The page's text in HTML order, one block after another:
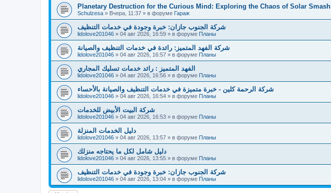
Planetary Destruction for the Curious Mind: Exploring the Chaos of Solar Smash
Schulzesa » Вчера, 11:37 » в форуме Гараж
شركة الجنوب جازان: خبرة وجودة في خدمات التنظيف
lidolove201046 » 04 авг 2026, 16:59 » в форуме Планы
شركة الفهد المتميز: رائدة في خدمات التنظيف والصيانة
lidolove201046 » 04 авг 2026, 16:57 » в форуме Планы
الفهد المتميز : رائد خدمات تسليك المجاري
lidolove201046 » 04 авг 2026, 16:56 » в форуме Планы
شركة الرحمة كلين - خبرة متميزة في خدمات التنظيف والصيانة بالأحساء
lidolove201046 » 04 авг 2026, 16:54 » в форуме Планы
شركة البيت الأبيض للخدمات
lidolove201046 » 04 авг 2026, 16:53 » в форуме Планы
دليل الخدمات المنزلة
lidolove201046 » 04 авг 2026, 13:57 » в форуме Планы
دليل شامل لكل ما يحتاجه منزلك
lidolove201046 » 04 авг 2026, 13:55 » в форуме Планы
شركة الجنوب جازان: خبرة وجودة في خدمات التنظيف
lidolove201046 » 04 авг 2026, 13:04 » в форуме Планы